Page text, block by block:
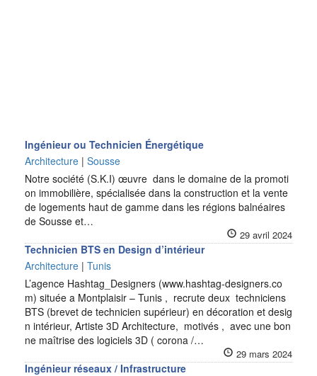
Ingénieur ou Technicien Énergétique
Architecture | Sousse
Notre société (S.K.I) œuvre dans le domaine de la promoti
on immobilière, spécialisée dans la construction et la vente
de logements haut de gamme dans les régions balnéaires
de Sousse et…
29 avril 2024
Technicien BTS en Design d’intérieur
Architecture | Tunis
L’agence Hashtag_Designers (www.hashtag-designers.co
m) située a Montplaisir – Tunis , recrute deux techniciens
BTS (brevet de technicien supérieur) en décoration et desig
n intérieur, Artiste 3D Architecture, motivés , avec une bon
ne maîtrise des logiciels 3D ( corona /…
29 mars 2024
Ingénieur réseaux / Infrastructure